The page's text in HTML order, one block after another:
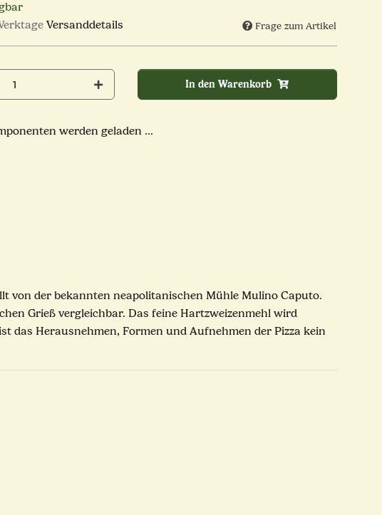
Versanddetails Frage zum Artikel
In den Warenkorb
werden geladen ...
von der bekannten neapolitanischen Mühle Mulino Caputo.
Grieß vergleichbar. Das feine Hartzweizenmehl wird
das Herausnehmen, Formen und Aufnehmen der Pizza kein